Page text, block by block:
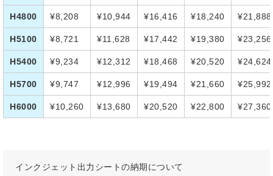
H4800 ¥8,208 ¥10,944 ¥16,416 ¥18,240 ¥21,888
H5100 ¥8,721 ¥11,628 ¥17,442 ¥19,380 ¥23,256
H5400 ¥9,234 ¥12,312 ¥18,468 ¥20,520 ¥24,624
H5700 ¥9,747 ¥12,996 ¥19,494 ¥21,660 ¥25,992
H6000 ¥10,260 ¥13,680 ¥20,520 ¥22,800 ¥27,360
インクジェット出力シートの納期について